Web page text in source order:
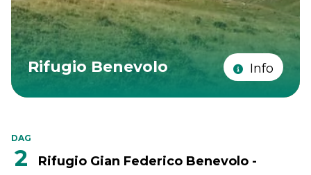
Rifugio Benevolo Info
DAG
2
Rifugio Gian Federico Benevolo -